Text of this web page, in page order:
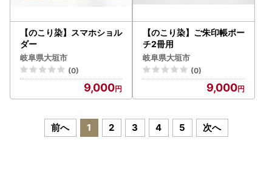
【のこり染】スマホショル
ダー
岐阜県大垣市
(0)
9,000
【のこり染】ご朱印帳ポー
チ2冊用
岐阜県大垣市
(0)
9,000
前へ 1 2 3 4 5 次へ